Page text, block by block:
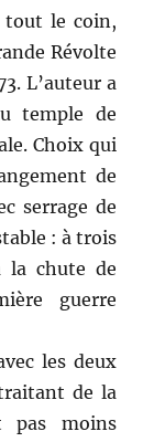
le coin,
Révolte
L’auteur a
temple de
Choix qui
de
serrage de
: à trois
la chute de
guerre
les deux
de la
pas moins